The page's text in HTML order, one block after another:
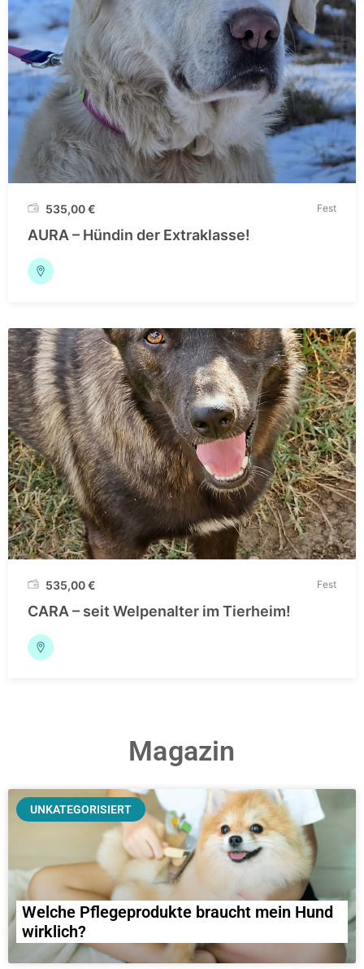
535,00€ Fest
AURA – Hündin der Extraklasse!
535,00€ Fest
CARA – seit Welpenalter im Tierheim!
Magazin
UNKATEGORISIERT
Welche Pflegeprodukte braucht mein Hund
wirklich?